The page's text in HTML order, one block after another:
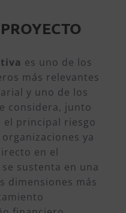
es uno de los
más relevantes
y uno de los
considera, junto
el principal riesgo
ya
en el
sustenta en una
dimensiones más